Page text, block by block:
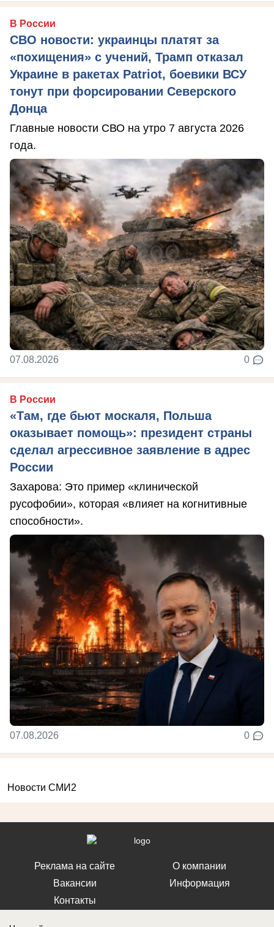
В России
СВО новости: украинцы платят за
«похищения» с учений, Трамп отказал
Украине в ракетах Patriot, боевики ВСУ
тонут при форсировании Северского
Донца
Главные новости СВО на утро 7 августа 2026
года.
07.08.2026 0
В России
«Там, где бьют москаля, Польша
оказывает помощь»: президент страны
сделал агрессивное заявление в адрес
России
Захарова: Это пример «клинической
русофобии», которая «влияет на когнитивные
способности».
07.08.2026 0
Новости СМИ2
Реклама на сайте
Вакансии
Контакты
О компании
Информация